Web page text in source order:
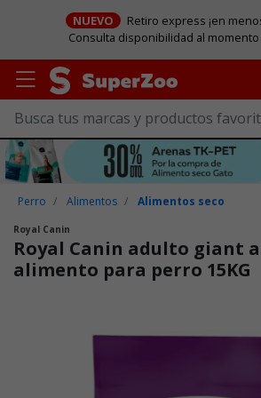
NUEVO
Retiro express ¡en
Consulta disponibilidad al
Perro Alimentos Alimentos seco
Royal Canin
Royal Canin adulto giant
alimento para perro 15KG